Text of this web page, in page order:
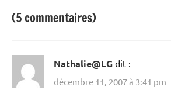
(5 commentaires)
Nathalie@LG dit :
décembre 11, 2007 à 3:41 pm